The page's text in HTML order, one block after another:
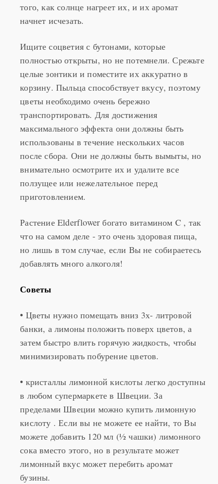
начнет исчезать.
полностью открыты, но не потемнели. Срежьте
целые зонтики и поместите их аккуратно в
корзину. Пыльца способствует вкусу, поэтому
цветы необходимо очень бережно
транспортировать. Для достижения
максимального эффекта они должны быть
использованы в течение нескольких часов
после сбора. Они не должны быть вымыты, но
внимательно осмотрите их и удалите все
ползущее или нежелательное перед
приготовлением.
что на самом деле - это очень здоровая пища,
но лишь в том случае, если Вы не собираетесь
добавлять много алкоголя!
банки, а лимоны положитьповерх цветов, а
затем быстро влить горячую жидкость, чтобы
минимизировать побурение цветов.
в любом супермаркете в Швеции. За
пределами Швеции можно купить лимонную
кислоту . Если вы не можете ее найти, то Вы
можете добавить 120 мл (½ чашки) лимонного
сока вместо этого, но в результате может
лимонный вкус может перебить аромат
бузины.